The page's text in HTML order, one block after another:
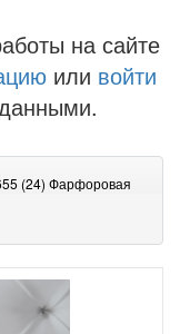
на сайте
или войти
(24) Фарфоровая